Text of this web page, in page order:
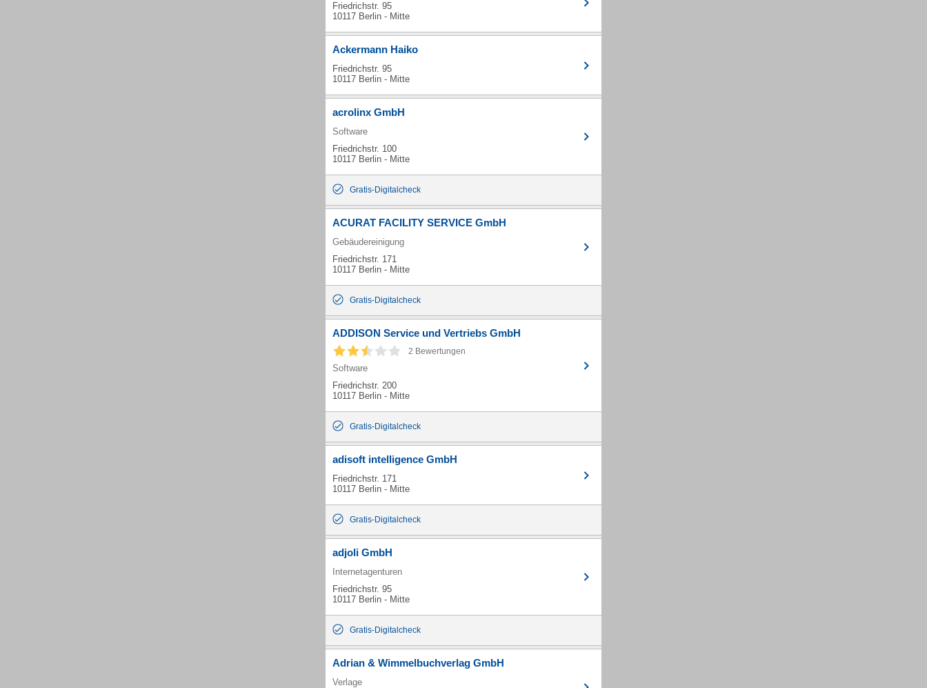
Friedrichstr. 95
10117 Berlin - Mitte
Ackermann Haiko
Friedrichstr. 95
10117 Berlin - Mitte
acrolinx GmbH
Software
Friedrichstr. 100
10117 Berlin - Mitte
Gratis-Digitalcheck
ACURAT FACILITY SERVICE GmbH
Gebäudereinigung
Friedrichstr. 171
10117 Berlin - Mitte
Gratis-Digitalcheck
ADDISON Service und Vertriebs GmbH
2 Bewertungen
Software
Friedrichstr. 200
10117 Berlin - Mitte
Gratis-Digitalcheck
adisoft intelligence GmbH
Friedrichstr. 171
10117 Berlin - Mitte
Gratis-Digitalcheck
adjoli GmbH
Internetagenturen
Friedrichstr. 95
10117 Berlin - Mitte
Gratis-Digitalcheck
Adrian & Wimmelbuchverlag GmbH
Verlage